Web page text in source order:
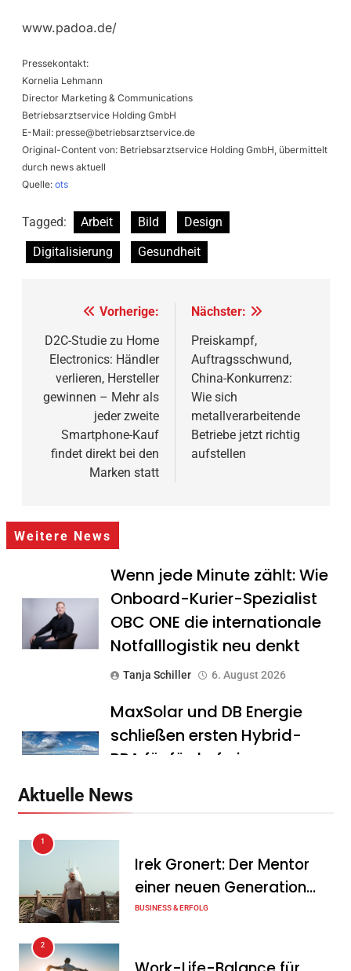
www.padoa.de/
Pressekontakt:
Kornelia Lehmann
Director Marketing & Communications
Betriebsarztservice Holding GmbH
E-Mail: presse@betriebsarztservice.de
Original-Content von: Betriebsarztservice Holding GmbH, übermittelt
durch news aktuell
Quelle: ots
Tagged: Arbeit Bild
Design
Digitalisierung
Gesundheit
Beitragsnavigation
Vorherige:
D2C-Studie zu Home
Electronics: Händler
verlieren, Hersteller
gewinnen – Mehr als
jeder zweite
Smartphone-Kauf
findet direkt bei den
Marken statt
Nächster:
Preiskampf,
Auftragsschwund,
China-Konkurrenz:
Wie sich
metallverarbeitende
Betriebe jetzt richtig
aufstellen
Weitere News
Wenn jede Minute zählt: Wie
Onboard-Kurier-Spezialist
OBC ONE die internationale
Notfalllogistik neu denkt
Tanja Schiller 6. August 2026
MaxSolar und DB Energie
schließen ersten Hybrid-
PPA für förderfreie
Tanja Schiller
Geschäftsverlauf im
zweiten Quartal
Intersolar-Trend 2026:
Aktuelle News
1
Irek Gronert: Der Mentor
einer neuen Generation
von Unternehmern
BUSINESS & ERFOLG
2